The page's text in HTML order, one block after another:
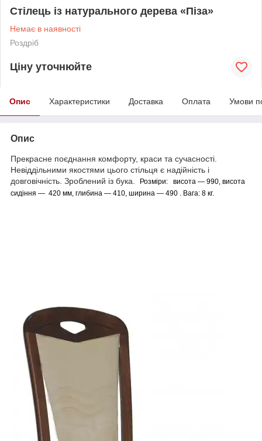
Стілець із натурального дерева «Піза»
Немає в наявності
Роздріб
Ціну уточнюйте
Опис Характеристики Доставка Оплата Умови
Опис
Прекрасне поєднання комфорту, краси та сучасності.
Невіддільними якостями цього стільця є надійність і
довговічність. Зроблений із бука.
Розміри: висота — 990, висота
сидіння — 420 мм, глибина — 410, ширина — 490 . Вага: 8 кг.